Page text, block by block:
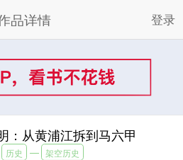
品详情 登录
：从黄浦江拆到马六甲
历史 架空历史